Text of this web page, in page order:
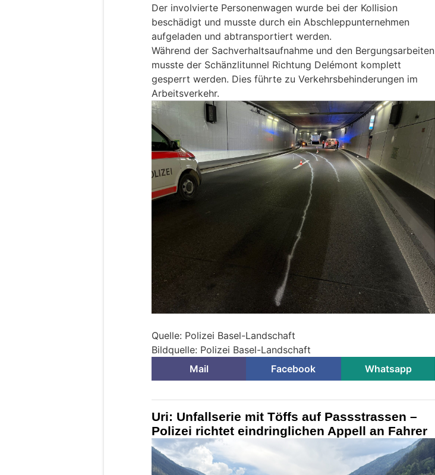
Der involvierte Personenwagen wurde bei der Kollision
beschädigt und musste durch ein Abschleppunternehmen
aufgeladen und abtransportiert werden.
Während der Sachverhaltsaufnahme und den Bergungsarbeiten
musste der Schänzlitunnel Richtung Delémont komplett
gesperrt werden. Dies führte zu Verkehrsbehinderungen im
Arbeitsverkehr.
Quelle: Polizei Basel-Landschaft
Bildquelle: Polizei Basel-Landschaft
Mail
Facebook Whatsapp
Uri: Unfallserie mit Töffs auf Passstrassen –
Polizei richtet eindringlichen Appell an Fahrer